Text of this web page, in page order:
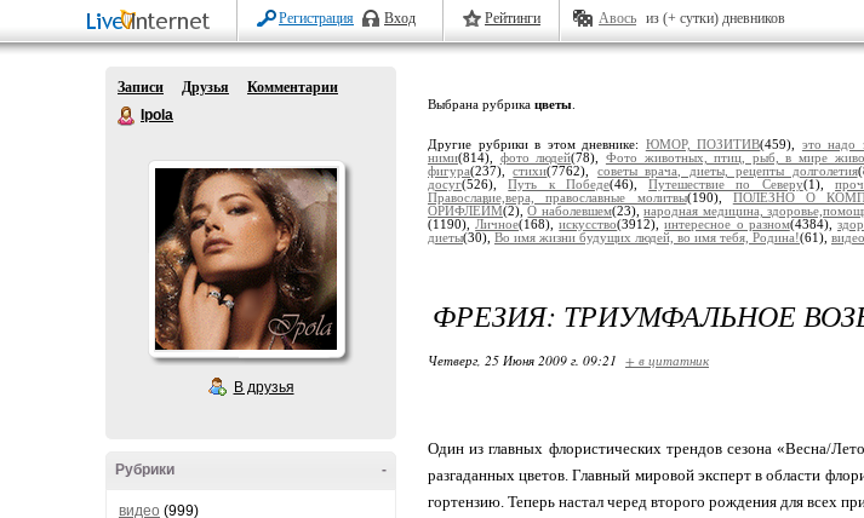
Регистрация Вход Рейтинги Авось из (+ сутки) дневников
Записи Друзья
Комментарии
Ipola
В друзья
-
Рубрики
видео (999)
Выбрана рубрика цветы
Другие рубрики в этом дневнике: ЮМОР, ПОЗИТИВ(459), это надо
ними(814), фото людей(78), Фото животных, птиц, рыб, в мире
фигура(237),стихи(7762), советы врача, диеты, рецепты долголетия
досуг(526),Путь к Победе(46),Путешествие по Северу(1),
Православие,вера, православные молитвы(190), ПОЛЕЗНО О
ОРИФЛЕЙМ(2),О наболевшем(23),народная медицина,
(1190), Личное(168),искусство(3912),интересное о разном(4384),
диеты(30), Во имя жизни будущих людей, во имя тебя, Родина!(61), видео
ФРЕЗИЯ: ТРИУМФАЛЬНОЕ
Четверг, 25 Июня 2009 г. 09:21 + в цитатник
Один из главных флористических трендов сезона «Весна/
разгаданных цветов. Главный мировой эксперт в области
гортензию. Теперь настал черед второго рождения для всех